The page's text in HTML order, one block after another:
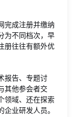
完成注册并缴纳
为不同档次，早
册往往有额外优
报告、专题讨
其他参会者交
领域、还在探索
业研发人员。